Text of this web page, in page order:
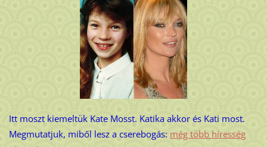
Itt moszt kiemeltük Kate Mosst. Katika akkor és Kati most.
Megmutatjuk, miből lesz a cserebogás: még több híresség